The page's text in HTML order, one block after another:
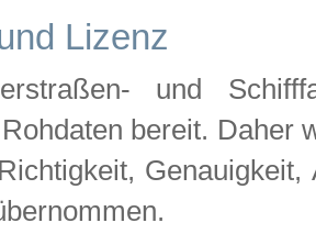
Lizenz
und
bereit. Daher